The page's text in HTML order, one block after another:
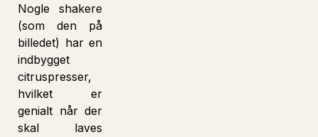
Nogle shakere
(som den på
billedet) har en
indbygget
citruspresser,
hvilket er
genialt når der
skal laves